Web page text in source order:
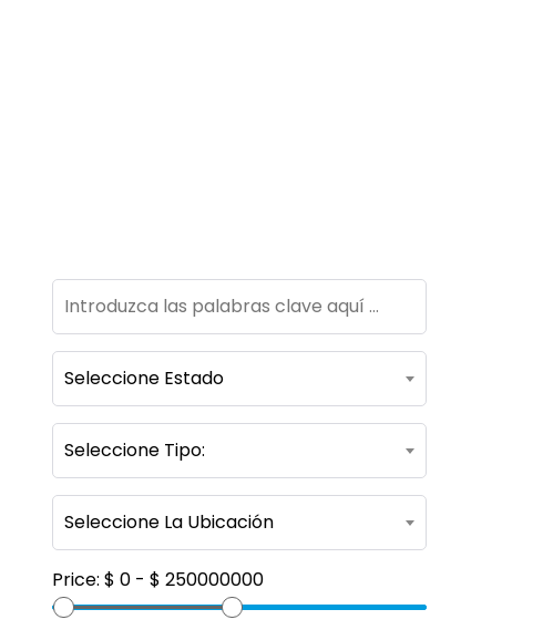
Seleccione Estado
Seleccione Tipo:
Seleccione La Ubicación
Price: $ 0- $ 250000000